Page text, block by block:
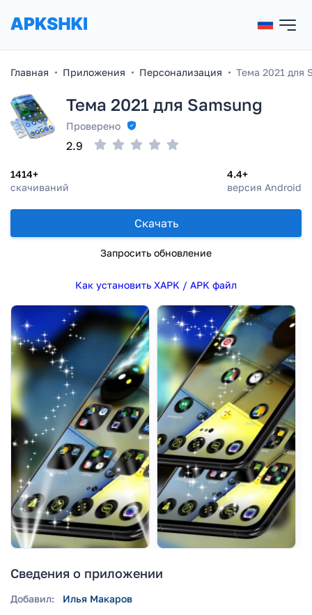
Главная Приложения Персонализация Тема 2021 для
Тема 2021 для Samsung
Проверено
1414+
скачиваний
4.4+
версия Android
2.9
Скачать
Запросить обновление
Как установить XAPK / APK файл
Сведения о приложении
Добавил:
Илья Макаров